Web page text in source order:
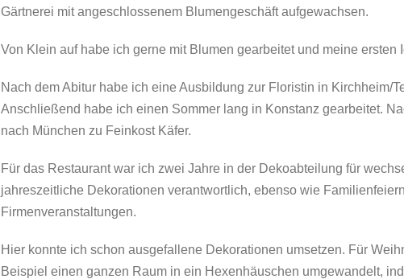
Gärtnerei mit angeschlossenem Blumengeschäft aufgewachsen.
Von Klein auf habe ich gerne mit Blumen gearbeitet und meine ersten
Nach dem Abitur habe ich eine Ausbildung zur Floristin in Kirchheim/
Anschließend habe ich einen Sommer lang in Konstanz gearbeitet.
nach München zu Feinkost Käfer.
Für das Restaurant war ich zwei Jahre in der Dekoabteilung für
jahreszeitliche Dekorationen verantwortlich, ebenso wie
Firmenveranstaltungen.
Hier konnte ich schon ausgefallene Dekorationen umsetzen. Für
Beispiel einen ganzen Raum in ein Hexenhäuschen umgewandelt,